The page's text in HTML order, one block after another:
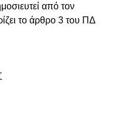
από τον
το άρθρο 3 του ΠΔ